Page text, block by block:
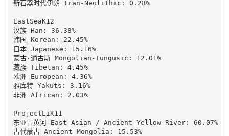
新石器时代伊朗 Iran-Neolithic: 0.28%
EastSeaK12
汉族 Han: 36.38%
韩国 Korean: 22.45%
日本 Japanese: 15.16%
蒙古·通古斯 Mongolian-Tungusic: 12.01%
藏族 Tibetan: 4.45%
欧洲 European: 4.36%
雅库特 Yakuts: 3.16%
非洲 African: 2.03%
ProjectLiK11
东亚古黄河 East Asian / Ancient Yellow River: 60.07%
古代蒙古 Ancient Mongolia: 15.53%